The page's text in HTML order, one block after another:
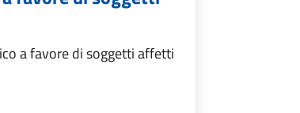
a favore di soggetti affetti